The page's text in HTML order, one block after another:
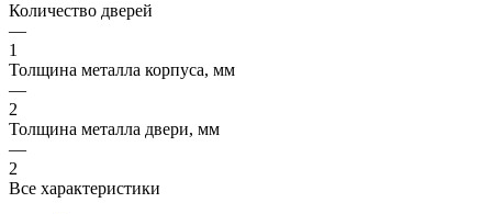
Количество дверей
—
1
Толщина металла корпуса, мм
—
2
Толщина металла двери, мм
—
2
Все характеристики